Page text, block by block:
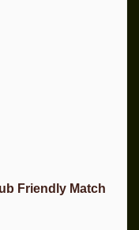
Friendly Match